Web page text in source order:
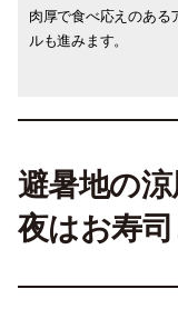
肉厚で食べ応えのある
ルも進みます。
金目鯛は、しっかりし
群。それにしても、煮
1日5食限定のまかない
いしさ。
避暑地の
夜はお寿